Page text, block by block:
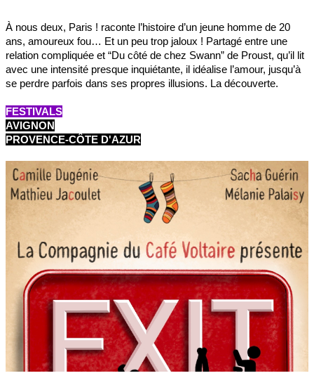
À nous deux, Paris ! raconte l’histoire d’un jeune homme de 20
ans, amoureux fou… Et un peu trop jaloux ! Partagé entre une
relation compliquée et “Du côté de chez Swann” de Proust, qu’il lit
avec une intensité presque inquiétante, il idéalise l’amour, jusqu’à
se perdre parfois dans ses propres illusions. La découverte.
FESTIVALS
AVIGNON
PROVENCE-CÔTE D'AZUR